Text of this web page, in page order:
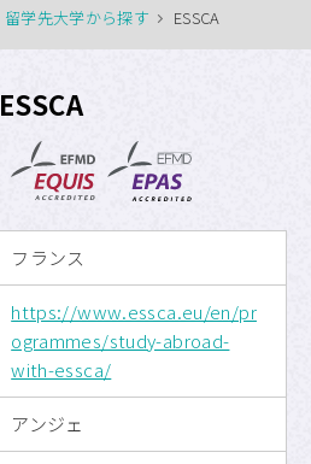
留学先大学から探す ESSCA
ESSCA
フランス
https://www.essca.eu/en/pr
ogrammes/study-abroad-
with-essca/
アンジェ